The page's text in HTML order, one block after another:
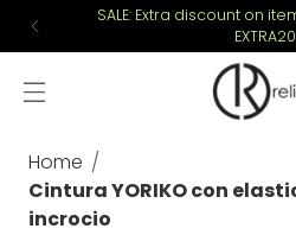
SALE: Extra discount on
EXTRA20
Home
Cintura YORIKO con
incrocio